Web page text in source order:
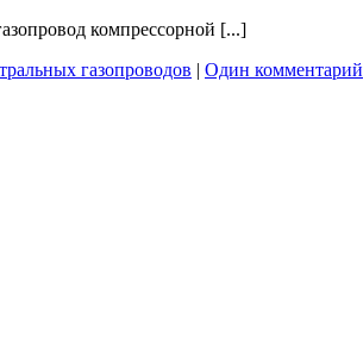
компрессорной [...]
газопроводов | Один комментарий